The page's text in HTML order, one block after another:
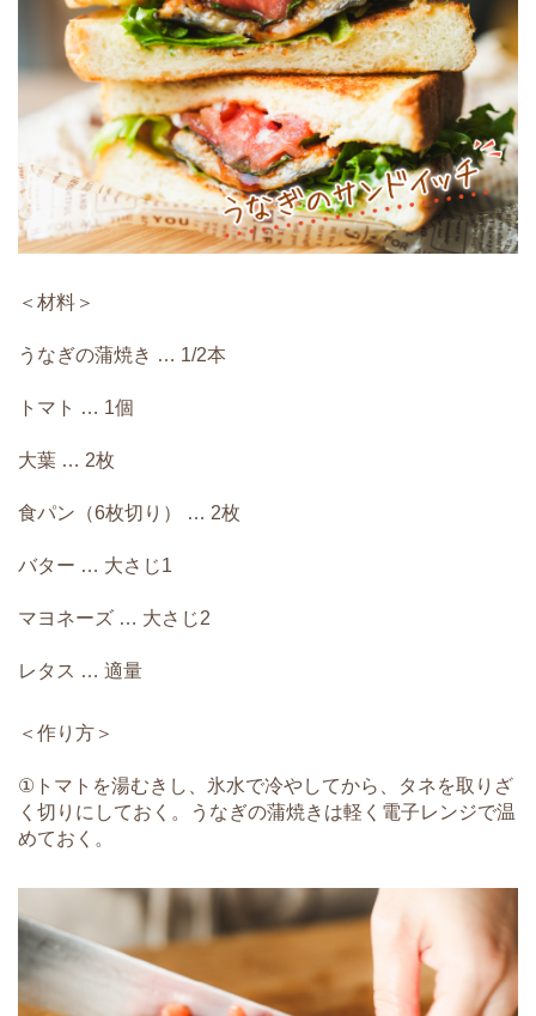
＜材料＞
うなぎの蒲焼き … 1/2本
トマト … 1個
大葉 … 2枚
食パン（6枚切り） … 2枚
バター … 大さじ1
マヨネーズ … 大さじ2
レタス … 適量
＜作り方＞
①トマトを湯むきし、氷水で冷やしてから、タネを取りざ
く切りにしておく。うなぎの蒲焼きは軽く電子レンジで温
めておく。